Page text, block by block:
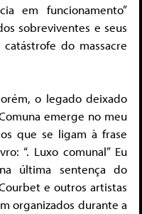
em funcionamento”
sobreviventes e seus
do massacre
o legado deixado
emerge no meu
que se ligam à frase
“. Luxo comunal” Eu
última sentença do
e outros artistas
organizados durante a